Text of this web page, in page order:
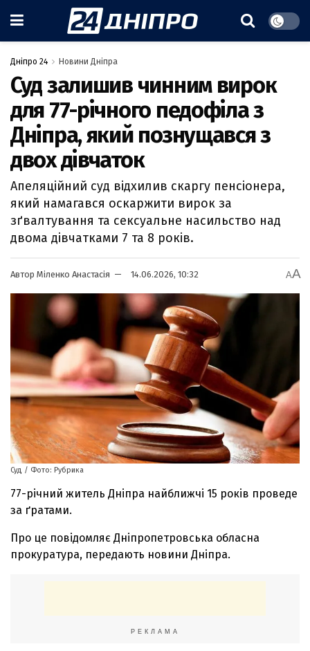
Дніпро 24 Новини Дніпра
Суд залишив чинним вирок
для 77-річного педофіла з
Дніпра, який познущався з
двох дівчаток
Апеляційний суд відхилив скаргу пенсіонера,
який намагався оскаржити вирок за
зґвалтування та сексуальне насильство над
двома дівчатками 7 та 8 років.
Автор Міленко Анастасія 14.06.2026, 10:32 AA
Суд / Фото: Рубрика
77-річний житель Дніпра найближчі 15 років проведе
за ґратами.
Про це повідомляє Дніпропетровська обласна
прокуратура, передають новини Дніпра.
РЕКЛАМА